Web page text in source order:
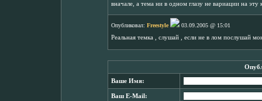
вначале, а тема ни в одном глазу не вариации на
Опубликовал: Freestyle
03.09.2005 @ 15:01
Реальная темка , слушай , если не в лом послушай
Ваше Имя:
Ваш E-Mail: